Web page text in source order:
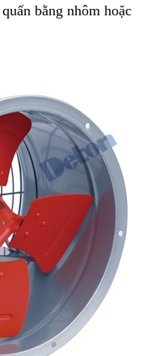
bằng nhôm hoặc